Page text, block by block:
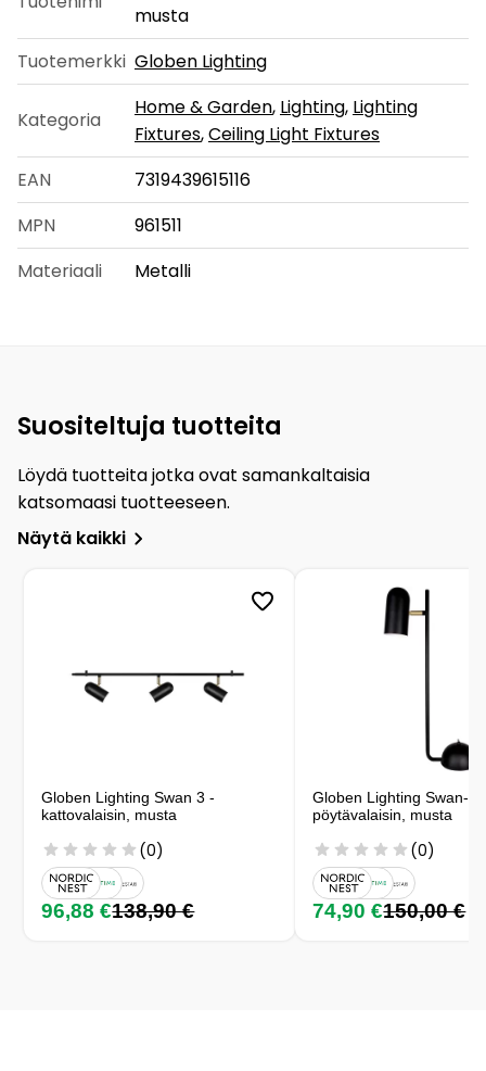
musta
Tuotemerkki Globen Lighting
Kategoria
Home & Garden, Lighting, Lighting
Fixtures,Ceiling Light Fixtures
EAN
7319439615116
MPN
961511
Materiaali
Metalli
Suositeltuja tuotteita
Löydä tuotteita jotka ovat samankaltaisia
katsomaasi tuotteeseen.
Näytä kaikki
Globen Lighting Swan 3 -
kattovalaisin, musta
(0)
96,88 €138,90 €
Globen Lighting Swan-
pöytävalaisin, musta
(0)
74,90 €150,00 €